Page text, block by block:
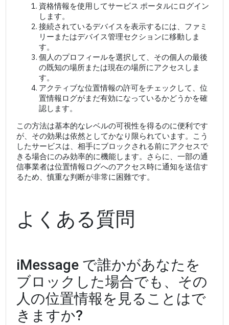
資格情報を使用してサービス ポータルにログイン
します。
接続されているデバイスを表示するには、ファミ
リーまたはデバイス管理セクションに移動しま
す。
個人のプロフィールを選択して、その個人の最後
の既知の場所または現在の場所にアクセスしま
す。
アクティブな位置情報の許可をチェックして、位
置情報ログがまだ有効になっているかどうかを確
認します。
この方法は基本的なレベルの可視性を得るのに便利です
が、その効果は依然としてかなり限られています。こう
したサービスは、相手にブロックされる前にアクセスで
きる場合にのみ効率的に機能します。さらに、一部の通
信事業者は位置情報ログへのアクセス時に通知を送信す
るため、慎重な判断が非常に困難です。
よくある質問
iMessage で誰かがあなたを
ブロックした場合でも、その
人の位置情報を見ることはで
きますか?